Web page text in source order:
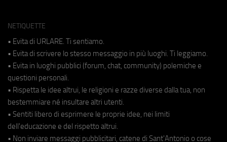
NETIQUETTE
• Evita di URLARE. Ti sentiamo.
• Evita di scrivere lo stesso messaggio in più luoghi. Ti leggiamo.
• Evita in luoghi pubblici (forum, chat, community) polemiche e
questioni personali.
• Rispetta le idee altrui, le religioni e razze diverse dalla tua, non
bestemmiare né insultare altri utenti.
• Sentiti libero di esprimere le proprie idee, nei limiti
dell'educazione e del rispetto altrui.
• Non inviare messaggi pubblicitari, catene di Sant'Antonio o cose